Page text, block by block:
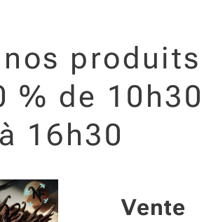
produits
% de 10h30
à 16h30
Vente